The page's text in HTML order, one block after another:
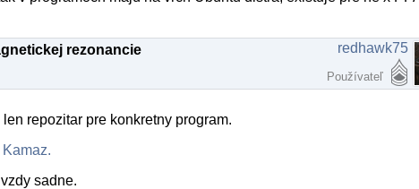
rezonancie redhawk75
Používateľ
repozitar pre konkretny program.
sadne.